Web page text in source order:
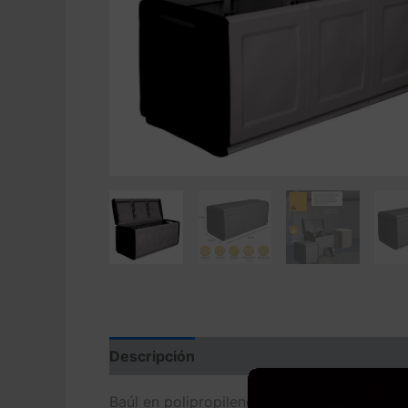
Descripción
Baúl en polipropileno, color gris oscuro y